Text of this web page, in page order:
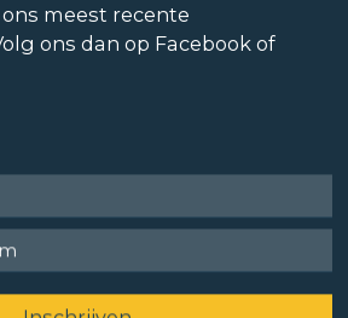
meest recente
ons dan op Facebook of